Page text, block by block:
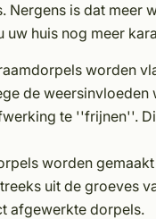
Nergens is dat meer
uw huis nog meer
worden
de weersinvloeden
te ''frijnen''.
worden
uit de groeves
afgewerkte dorpels.